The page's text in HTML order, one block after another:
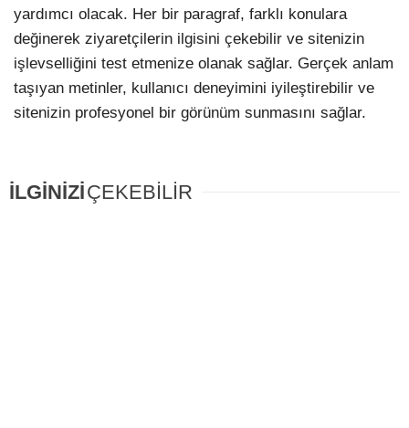
yardımcı olacak. Her bir paragraf, farklı konulara
değinerek ziyaretçilerin ilgisini çekebilir ve sitenizin
işlevselliğini test etmenize olanak sağlar. Gerçek anlam
taşıyan metinler, kullanıcı deneyimini iyileştirebilir ve
sitenizin profesyonel bir görünüm sunmasını sağlar.
İLGİNİZİÇEKEBİLİR